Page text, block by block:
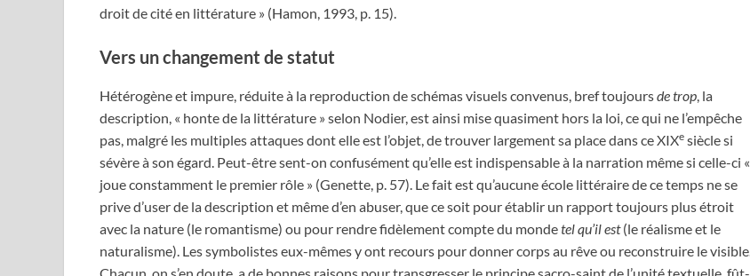
droit de cité en littérature » (Hamon, 1993, p. 15).
Vers un changement de statut
Hétérogène et impure, réduite à la reproduction de schémas visuels convenus, bref toujoursde trop , la
description, « honte de la littérature » selon Nodier, est ainsi mise quasiment hors la loi, ce qui ne l’empêche
pas, malgré les multiples attaques dont elle est l’objet, de trouver largement sa place dans ce XIXe siècle si
sévère à son égard. Peut-être sent-on confusément qu’elle est indispensable à la narration même si celle-ci «
joue constamment le premier rôle » (Genette, p. 57). Le fait est qu’aucune école littéraire de ce temps ne se
prive d’user de la description et même d’en abuser, que ce soit pour établir un rapport toujours plus étroit
avec la nature (le romantisme) ou pour rendre fidèlement compte du mondetel qu’il est(le réalisme et le
naturalisme). Les symbolistes eux-mêmes y ont recours pour donner corps au rêve ou reconstruire le visible.